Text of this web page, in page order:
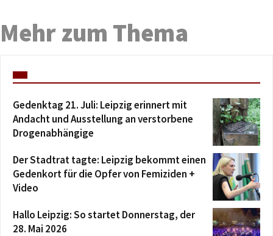
Mehr zum Thema
Gedenktag 21. Juli: Leipzig erinnert mit
Andacht und Ausstellung an verstorbene
Drogenabhängige
Der Stadtrat tagte: Leipzig bekommt einen
Gedenkort für die Opfer von Femiziden +
Video
Hallo Leipzig: So startet Donnerstag, der
28. Mai 2026